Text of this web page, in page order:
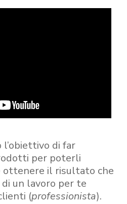
l’obiettivo di far
per poterli
ottenere il risultato che
un lavoro per te
(professionista).